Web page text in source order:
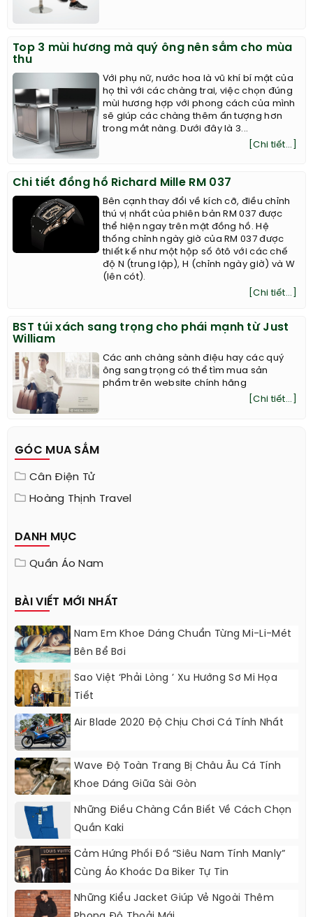
Top 3 mùi hương mà quý ông nên sắm cho mùa
thu
Với phụ nữ, nước hoa là vũ khí bí mật của
họ thì với các chàng trai, việc chọn đúng
mùi hương hợp với phong cách của mình
sẽ giúp các chàng thêm ấn tượng hơn
trong mắt nàng. Dưới đây là 3...
[Chi tiết...]
Chi tiết đồng hồ Richard Mille RM 037
Bên cạnh thay đổi về kích cỡ, điều chỉnh
thú vị nhất của phiên bản RM 037 được
thể hiện ngay trên mặt đồng hồ. Hệ
thống chỉnh ngày giờ của RM 037 được
thiết kế như một hộp số ôtô với các chế
độ N (trung lập), H (chỉnh ngày giờ) và W
(lên cót).
[Chi tiết...]
BST túi xách sang trọng cho phái mạnh từ Just
William
Các anh chàng sành điệu hay các quý
ông sang trọng có thể tìm mua sản
phẩm trên website chính hãng
[Chi tiết...]
GÓC MUA SẮM
Cân Điện Tử
Hoàng Thịnh Travel
DANH MỤC
Quần Áo Nam
BÀI VIẾT MỚI NHẤT
Nam Em Khoe Dáng Chuẩn Từng Mi-Li-Mét
Bên Bể Bơi
Sao Việt ‘phải Lòng ’ Xu Hướng Sơ Mi Họa
Tiết
Air Blade 2020 Độ Chịu Chơi Cá Tính Nhất
Wave Độ Toàn Trang Bị Châu Âu Cá Tính
Khoe Dáng Giữa Sài Gòn
Những Điều Chàng Cần Biết Về Cách Chọn
Quần Kaki
Cảm Hứng Phối Đồ “siêu Nam Tính Manly”
Cùng Áo Khoác Da Biker Tự Tin
Những Kiểu Jacket Giúp Vẻ Ngoài Thêm